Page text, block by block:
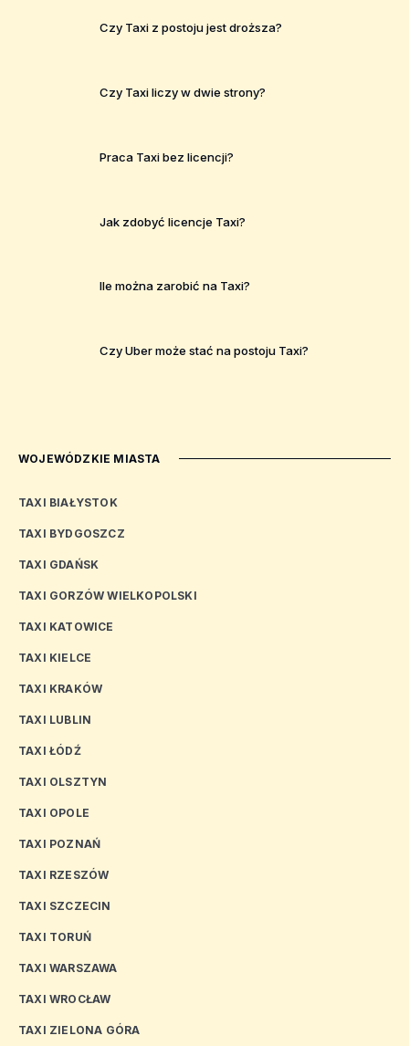
Czy Taxi z postoju jest droższa?
Czy Taxi liczy w dwie strony?
Praca Taxi bez licencji?
Jak zdobyć licencje Taxi?
Ile można zarobić na Taxi?
Czy Uber może stać na postoju Taxi?
WOJEWÓDZKIE MIASTA
TAXI BIAŁYSTOK
TAXI BYDGOSZCZ
TAXI GDAŃSK
TAXI GORZÓW WIELKOPOLSKI
TAXI KATOWICE
TAXI KIELCE
TAXI KRAKÓW
TAXI LUBLIN
TAXI ŁÓDŹ
TAXI OLSZTYN
TAXI OPOLE
TAXI POZNAŃ
TAXI RZESZÓW
TAXI SZCZECIN
TAXI TORUŃ
TAXI WARSZAWA
TAXI WROCŁAW
TAXI ZIELONA GÓRA